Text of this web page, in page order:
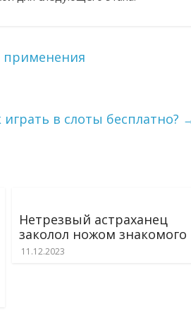
применения
в слоты бесплатно?
Нетрезвый астраханец
заколол ножом знакомого
11.12.2023